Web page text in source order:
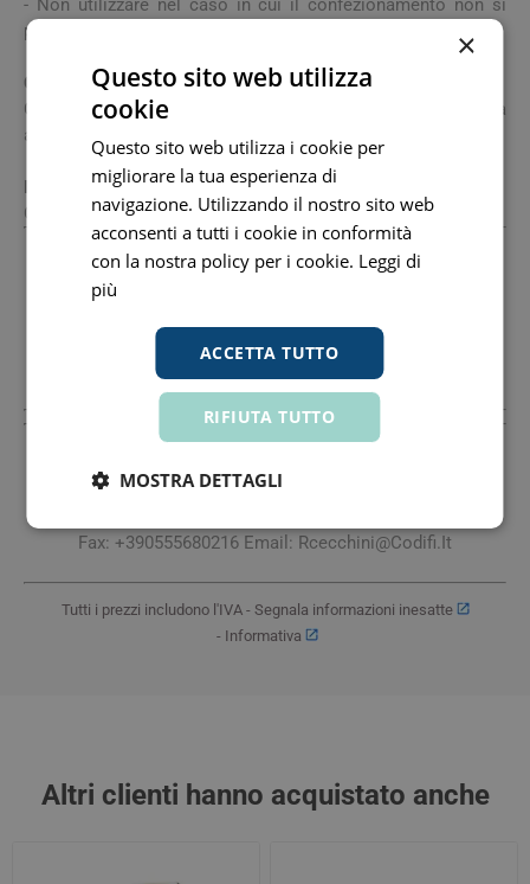
- Non utilizzare nel caso in cui il confezionamento non si
presenti integro.
Conservazione
Conservare nella confezione originale a temperatura
ambiente in luogo asciutto ed al riparo dalla luce.
Formato
Confezione contenente 14 stickpack da 10 ml.
Distributore Nazionale
A.Menarini Ind.Farm.Riun.Srl
Sede: Via Dei Sette Santi, 1/3 50131 Firenze Fi +3905556801
Fax: +390555680216 Email:Rcecchini@Codifi.It
A.Menarini Ind.Farm.Riun.Srl00395270481 www.menarini.it
Fax: +390555680216 Email: Rcecchini@Codifi.It
Tutti i prezzi includono l'IVA - Segnala informazioni inesatte
- Informativa
Altri clienti hanno acquistato anche
×
Questo sito web utilizza
cookie
Questo sito web utilizza i cookie per
migliorare la tua esperienza di
navigazione. Utilizzando il nostro sito web
acconsenti a tutti i cookie in conformità
con la nostra policy per i cookie. Leggi di
più
ACCETTA TUTTO
RIFIUTA TUTTO
MOSTRA DETTAGLI